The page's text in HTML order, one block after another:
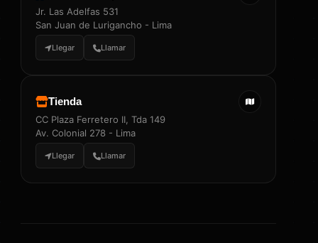
Jr. Las Adelfas 531
San Juan de Lurigancho - Lima
Llegar Llamar
Tienda
CC Plaza Ferretero II, Tda 149
Av. Colonial 278 - Lima
Llegar Llamar